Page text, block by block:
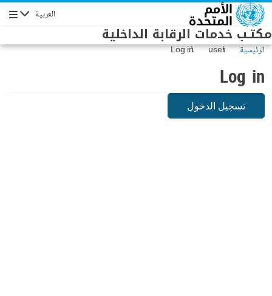
Skip to main content العربية
مكتـب خدمات الرقابة الداخلية
الرئيسية user
Log in
Log in
تسجيل الدخول